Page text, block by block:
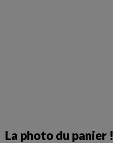
La photo du panier !